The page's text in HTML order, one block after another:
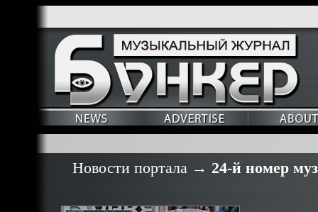
Новости портала→ 24-й номер